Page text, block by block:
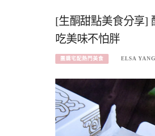
[生酮甜點美食分享]
吃美味不怕胖
團購宅配熱門美食 ELSA YANG